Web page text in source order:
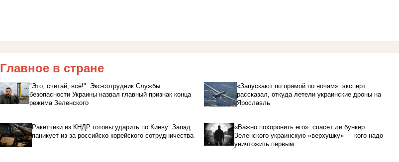
Главное в стране
"Это, считай, всё!": Экс-сотрудник Службы
безопасности Украины назвал главный признак конца
режима Зеленского
«Запускают по прямой по ночам»: эксперт
рассказал, откуда летели украинские дроны на
Ярославль
Ракетчики из КНДР готовы ударить по Киеву: Запад
паникует из-за российско-корейского сотрудничества
«Важно похоронить его»: спасет ли бункер
Зеленского украинскую «верхушку» — кого надо
уничтожить первым